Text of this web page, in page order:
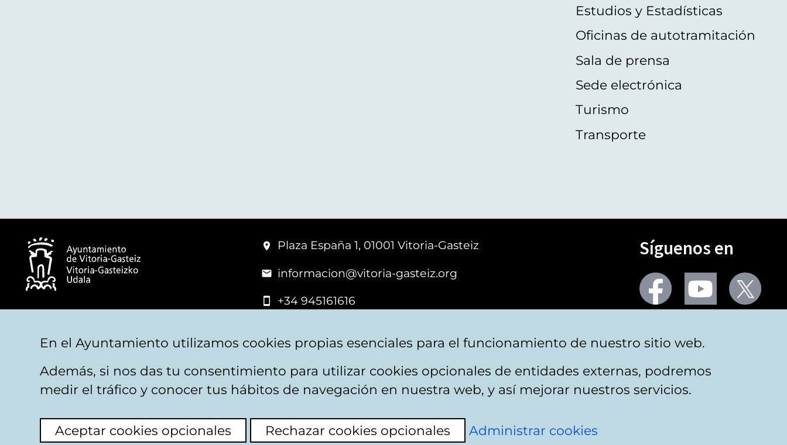
Estudios y Estadísticas
Oficinas de autotramitación
Sala de prensa
Sede electrónica
Turismo
Transporte
Plaza España 1, 01001 Vitoria-Gasteiz
informacion@vitoria-gasteiz.org
+34 945161616
Síguenos en
Seguir
en
facebook
Seguir
en
youtubeX
Aviso legal Privacidad Politica de cookies Mapa web Accesibilidad Contacto
En el Ayuntamiento utilizamos cookies propias esenciales para el funcionamiento de nuestro sitio web.
Además, si nos das tu consentimiento para utilizar cookies opcionales de entidades externas, podremos
medir el tráfico y conocer tus hábitos de navegación en nuestra web, y así mejorar nuestros servicios.
Aceptar cookies opcionales Rechazar cookies opcionales Administrar cookies